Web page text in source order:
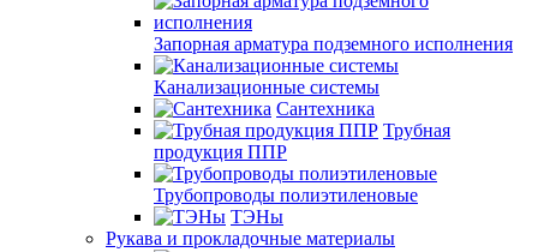
Запорная арматура подземного исполнения
Канализационные системы
Сантехника
Трубная
продукция ППР
Трубопроводы полиэтиленовые
ТЭНы
Рукава и прокладочные материалы